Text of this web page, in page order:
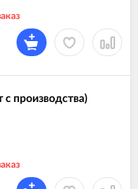
с производства)